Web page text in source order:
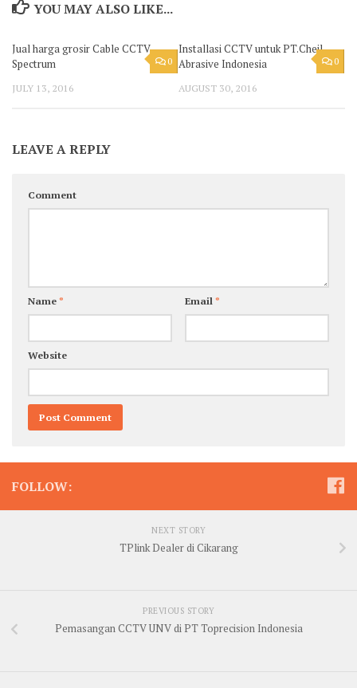
YOU MAY ALSO LIKE...
0
Jual harga grosir Cable CCTV
Spectrum
JULY 13, 2016
0
Installasi CCTV untuk PT.Cheil
Abrasive Indonesia
AUGUST 30, 2016
LEAVE A REPLY
Comment
Name* Email*
Website
FOLLOW:
NEXT STORY
TPlink Dealer di Cikarang
PREVIOUS STORY
Pemasangan CCTV UNV di PT Toprecision Indonesia